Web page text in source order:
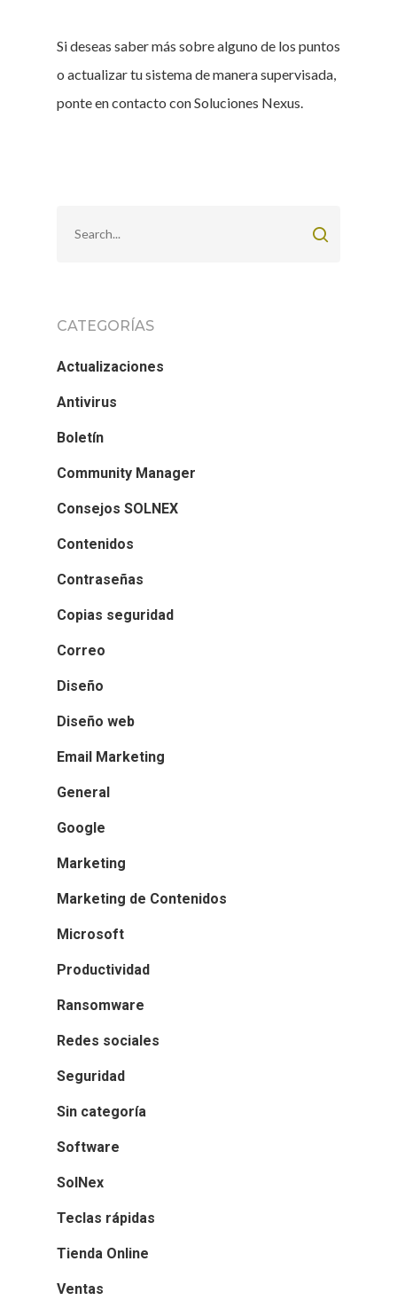
Si deseas saber más sobre alguno de los puntos
o actualizar tu sistema de manera supervisada,
ponte en contacto con Soluciones Nexus.
CATEGORÍAS
Actualizaciones
Antivirus
Boletín
Community Manager
Consejos SOLNEX
Contenidos
Contraseñas
Copias seguridad
Correo
Diseño
Diseño web
Email Marketing
General
Google
Marketing
Marketing de Contenidos
Microsoft
Productividad
Ransomware
Redes sociales
Seguridad
Sin categoría
Software
SolNex
Teclas rápidas
Tienda Online
Ventas